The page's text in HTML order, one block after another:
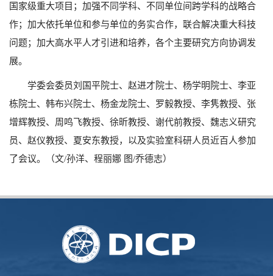
国家级重大项目；加强不同学科、不同单位间跨学科的战略合
作；加大依托单位和参与单位的务实合作，联合解决重大科技
问题；加大高水平人才引进和培养，各个主要研究方向协调发
展。
学委会委员刘国平院士、赵进才院士、杨学明院士、李亚
栋院士、韩布兴院士、杨金龙院士、罗毅教授、李隽教授、张
增辉教授、周鸣飞教授、徐昕教授、谢代前教授、魏志义研究
员、赵仪教授、夏安东教授，以及实验室科研人员近百人参加
了会议。（文/孙洋、程丽娜 图/乔德志）